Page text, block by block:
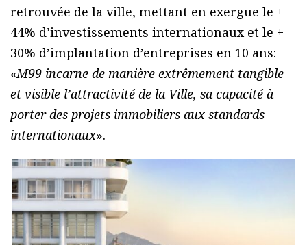
retrouvée de la ville, mettant en exergue le +
44% d’investissements internationaux et le +
30% d’implantation d’entreprises en 10 ans:
«M99 incarne de manière extrêmement tangible
et visible l’attractivité de la Ville, sa capacité à
porter des projets immobiliers aux standards
internationaux».